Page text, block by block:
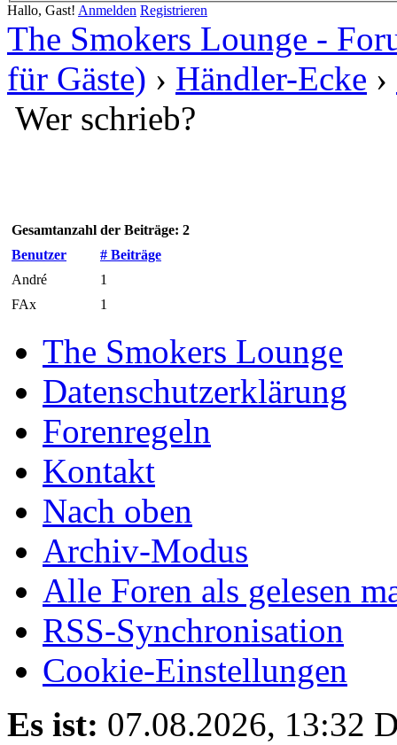
Hallo, Gast! Anmelden Registrieren
The Smokers Lounge -
für Gäste) › Händler-Ecke ›
Wer schrieb?
Gesamtanzahl der Beiträge: 2
Benutzer
# Beiträge
André
1
FAx
1
The Smokers Lounge
Datenschutzerklärung
Forenregeln
Kontakt
Nach oben
Archiv-Modus
Alle Foren als gelesen
RSS-Synchronisation
Cookie-Einstellungen
Es ist: 07.08.2026, 13:32